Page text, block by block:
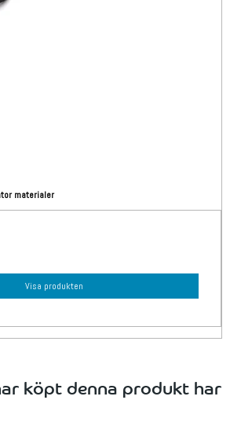
materialer
Visa produkten
köpt denna produkt har